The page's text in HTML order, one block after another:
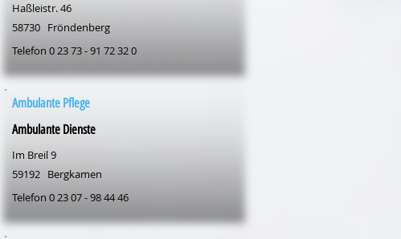
Haßleistr. 46
58730 Fröndenberg
Telefon 0 23 73 - 91 72 32 0
Ambulante Pflege
Ambulante Dienste
Im Breil 9
59192 Bergkamen
Telefon 0 23 07 - 98 44 46